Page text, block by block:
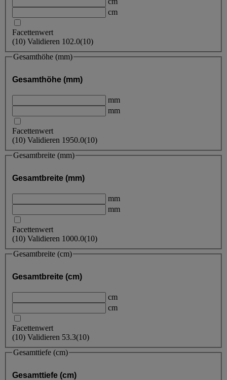
cm
Facettenwert
(10) Validieren 102.0(10)
Gesamthöhe (mm)
Gesamthöhe (mm)
mm
mm
Facettenwert
(10) Validieren 1950.0(10)
Gesamtbreite (mm)
Gesamtbreite (mm)
mm
mm
Facettenwert
(10) Validieren 1000.0(10)
Gesamtbreite (cm)
Gesamtbreite (cm)
cm
cm
Facettenwert
(10) Validieren 53.3(10)
Gesamttiefe (cm)
Gesamttiefe (cm)